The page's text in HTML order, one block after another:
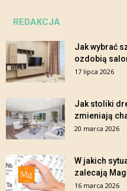
REDAKCJA
Jak wybrać
ozdobią
17 lipca 2026
Jak stoliki
zmieniają
20 marca 2026
W jakich
zalecają
16 marca 2026